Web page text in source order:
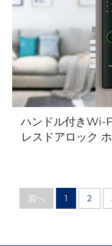
ハンドル付きWi-
レスドアロック
前へ 1 2